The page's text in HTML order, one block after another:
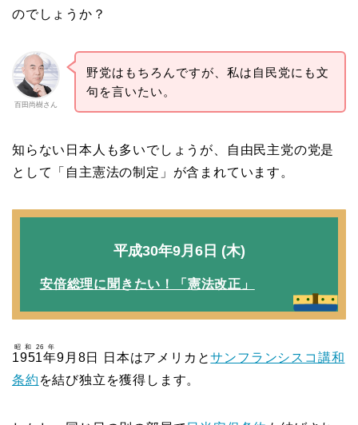
のでしょうか？
百田尚樹さん
野党はもちろんですが、私は自民党にも文
句を言いたい。
知らない日本人も多いでしょうが、自由民主党の党是
として「自主憲法の制定」が含まれています。
平成30年9月6日 (木)
安倍総理に聞きたい！「憲法改正」
1951年
昭和26年
9月8日 日本はアメリカとサンフランシスコ講和
条約 を結び独立を獲得します。